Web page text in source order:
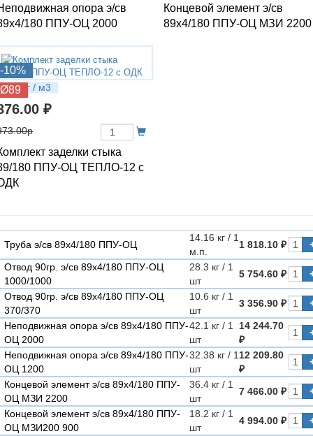
опора э/св
180 ППУ-ОЦ 2000
Концевой элемент э/св
89х4/180 ППУ-ОЦ МЗИ 2200
-10%
Ø89
2.37 кг / м3
₽
заделки стыка
180 ППУ-ОЦ ТЕПЛО-12 с
Труба э/св 89х4/180 ППУ-ОЦ
14.16 кг / 1
м.п.
1 818.10 ₽
Отвод 90гр. э/св 89х4/180 ППУ-ОЦ
1000/1000
28.3 кг / 1
шт
5 754.60 ₽
Отвод 90гр. э/св 89х4/180 ППУ-ОЦ
370/370
10.6 кг / 1
шт
3 356.90 ₽
Неподвижная опора э/св 89х4/180 ППУ-
ОЦ 2000
42.1 кг / 1
шт
14 244.70
₽
Неподвижная опора э/св 89х4/180 ППУ-
ОЦ 1200
32.38 кг / 1
шт
12 209.80
₽
Концевой элемент э/св 89х4/180 ППУ-
ОЦ МЗИ 2200
36.4 кг / 1
шт
7 466.00 ₽
Концевой элемент э/св 89х4/180 ППУ-
ОЦ МЗИ200 900
18.2 кг / 1
шт
4 994.00 ₽